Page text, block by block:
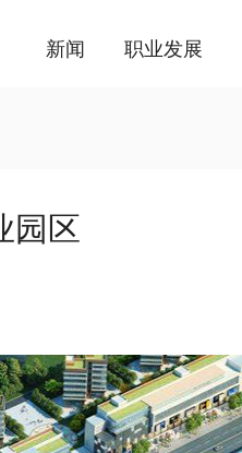
新闻 职业发展
园区